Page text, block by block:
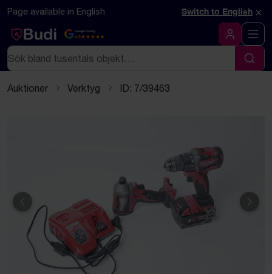
Hoppa till innehåll
Textbaserad (markdown) version av denna sida
Page available in English Switch to English ×
Google Rating
4.5
Logga in
Sök
Sök
Auktioner Verktyg ID: 7/39463
Föregående